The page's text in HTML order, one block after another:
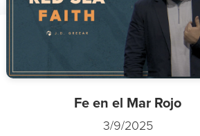
Fe en el Mar Rojo
3/9/2025